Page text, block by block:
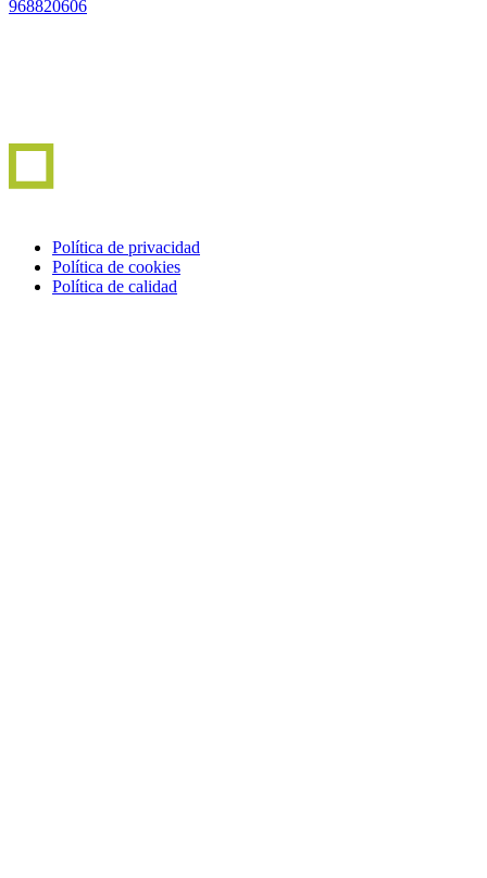
968820606
Política de privacidad
Política de cookies
Política de calidad